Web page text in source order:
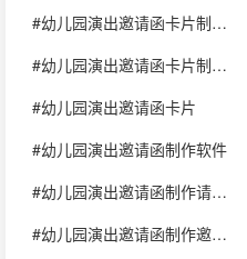
#幼儿园演出邀请函卡片制作图片大全
#幼儿园演出邀请函卡片制作请帖的软件
#幼儿园演出邀请函卡片
#幼儿园演出邀请函制作软件
#幼儿园演出邀请函制作请帖的软件
#幼儿园演出邀请函制作邀请函图片